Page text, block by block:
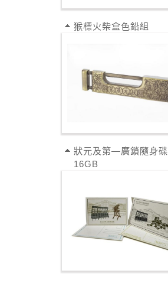
猴標火柴盒色鉛組
狀元及第—廣鎖隨身碟
16GB